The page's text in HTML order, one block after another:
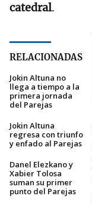
catedral.
RELACIONADAS
Jokin Altuna no
llega a tiempo a la
primera jornada
del Parejas
Jokin Altuna
regresa con triunfo
y enfado al Parejas
Danel Elezkano y
Xabier Tolosa
suman su primer
punto del Parejas